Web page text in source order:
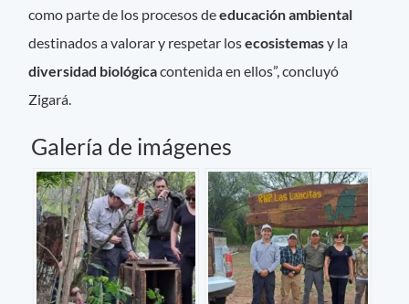
como parte de los procesos deeducación ambiental
destinados a valorar y respetar losecosistemasy la
diversidad biológicacontenida en ellos”, concluyó
Zigará.
Galería de imágenes